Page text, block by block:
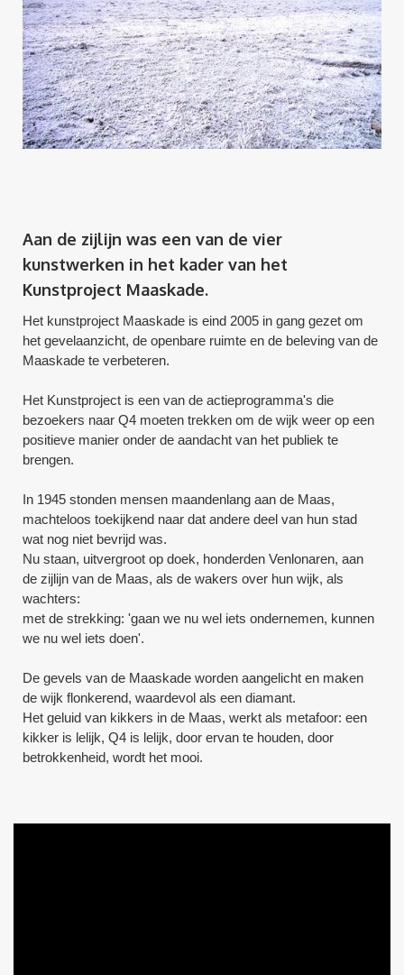
Aan de zijlijn was een van de vier
kunstwerken in het kader van het
Kunstproject Maaskade.
Het kunstproject Maaskade is eind 2005 in gang gezet om
het gevelaanzicht, de openbare ruimte en de beleving van de
Maaskade te verbeteren.
Het Kunstproject is een van de actieprogramma's die
bezoekers naar Q4 moeten trekken om de wijk weer op een
positieve manier onder de aandacht van het publiek te
brengen.
In 1945 stonden mensen maandenlang aan de Maas,
machteloos toekijkend naar dat andere deel van hun stad
wat nog niet bevrijd was.
Nu staan, uitvergroot op doek, honderden Venlonaren, aan
de zijlijn van de Maas, als de wakers over hun wijk, als
wachters:
met de strekking: 'gaan we nu wel iets ondernemen, kunnen
we nu wel iets doen'.
De gevels van de Maaskade worden aangelicht en maken
de wijk flonkerend, waardevol als een diamant.
Het geluid van kikkers in de Maas, werkt als metafoor: een
kikker is lelijk, Q4 is lelijk, door ervan te houden, door
betrokkenheid, wordt het mooi.